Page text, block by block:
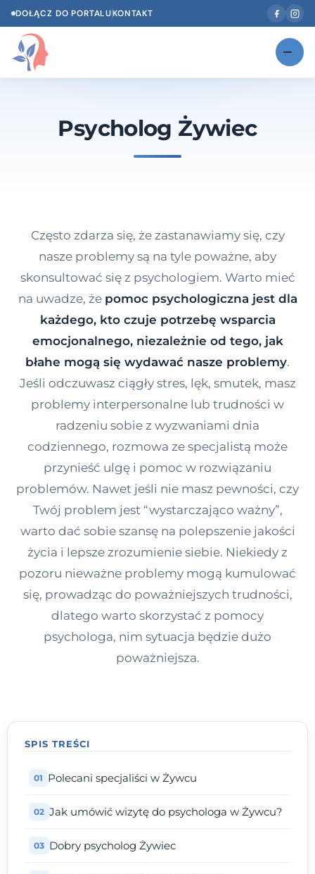
DOŁĄCZ DO PORTALUKONTAKT
NOWOŚĆ
Dawka wiedzy
Kontakt
Dołącz do portalu
Psycholog Żywiec
Często zdarza się, że zastanawiamy się, czy
nasze problemy są na tyle poważne, aby
skonsultować się z psychologiem. Warto mieć
na uwadze, że pomoc psychologiczna jest dla
każdego, kto czuje potrzebę wsparcia
emocjonalnego, niezależnie od tego, jak
błahe mogą się wydawać nasze problemy.
Jeśli odczuwasz ciągły stres, lęk, smutek, masz
problemy interpersonalne lub trudności w
radzeniu sobie z wyzwaniami dnia
codziennego, rozmowa ze specjalistą może
przynieść ulgę i pomoc w rozwiązaniu
problemów. Nawet jeśli nie masz pewności, czy
Twój problem jest “wystarczająco ważny”,
warto dać sobie szansę na polepszenie jakości
życia i lepsze zrozumienie siebie. Niekiedy z
pozoru nieważne problemy mogą kumulować
się, prowadząc do poważniejszych trudności,
dlatego warto skorzystać z pomocy
psychologa, nim sytuacja będzie dużo
poważniejsza.
SPIS TREŚCI
Polecani specjaliści w Żywcu
Jak umówić wizytę do psychologa w Żywcu?
Dobry psycholog Żywiec